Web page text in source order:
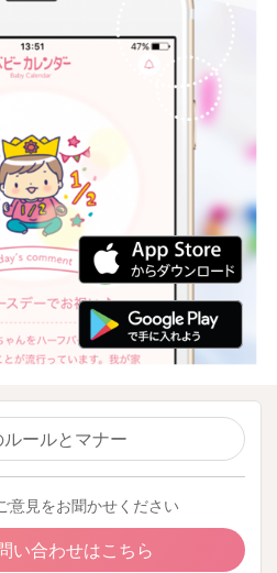
ールとマナー
意見をお聞かせください
い合わせはこちら